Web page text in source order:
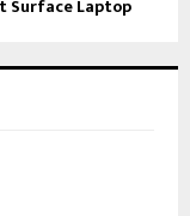
Surface Laptop